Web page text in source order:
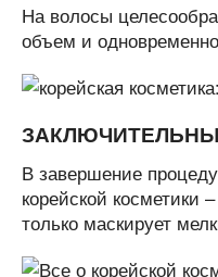
На волосы
объем и
В завершение
корейской косметики
только маскирует